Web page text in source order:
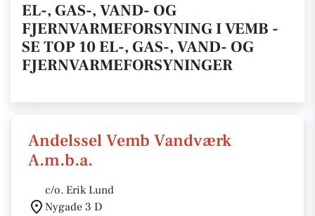
EL-, GAS-, VAND- OG
FJERNVARMEFORSYNING I VEMB -
SE TOP 10 EL-, GAS-, VAND- OG
FJERNVARMEFORSYNINGER
Andelssel Vemb Vandværk
A.m.b.a.
c/o. Erik Lund
Nygade 3 D